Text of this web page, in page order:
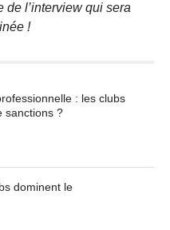
de l’interview qui sera
!
: les clubs
sanctions ?
dominent le